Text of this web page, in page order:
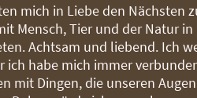
mich in Liebe den Nächsten
Mensch, Tier und der Natur in
Achtsam und liebend. Ich
ich habe mich immer
mit Dingen, die unseren Augen